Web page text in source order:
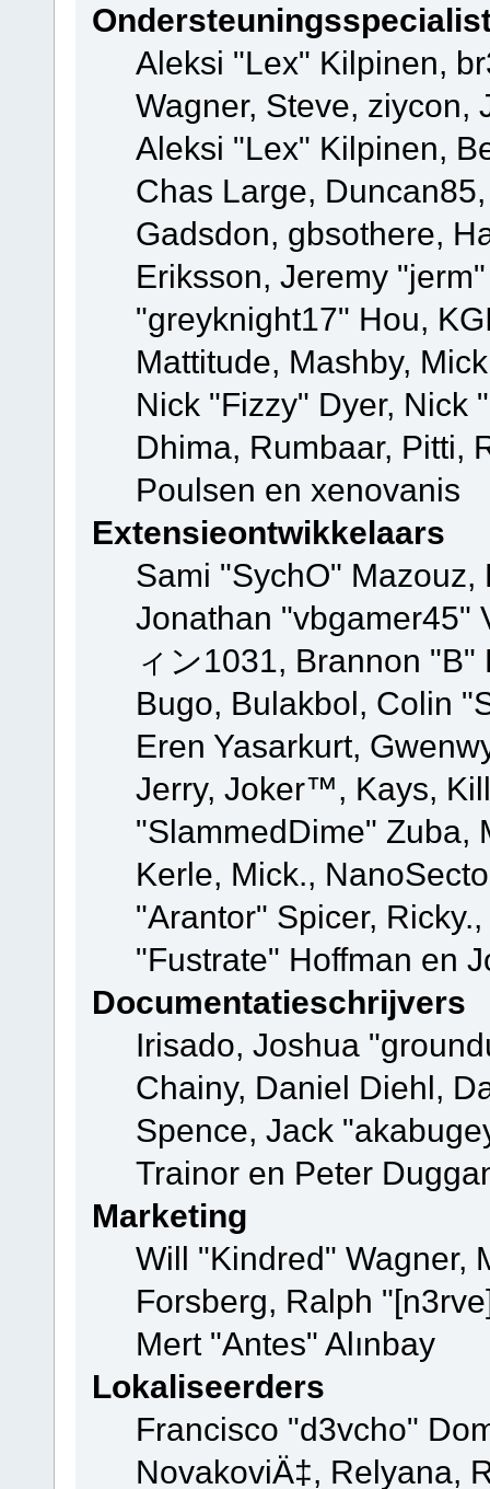
Aleksi "Lex" Kilpinen,
Wagner, Steve, ziycon,
Aleksi "Lex" Kilpinen,
Chas Large,
Gadsdon, gbsothere,
Eriksson, Jeremy
"greyknight17" Hou,
Mattitude, Mashby,
Nick "Fizzy" Dyer, Nick
Dhima, Rumbaar, Pitti,
Poulsen en xenovanis
Extensieontwikkelaars
Sami "SychO"
Jonathan "vbgamer45"
ィン1031, Brannon
Bugo, Bulakbol, Colin
Eren Yasarkurt,
Jerry, Joker™, Kays,
"SlammedDime" Zuba,
Kerle, Mick.,
"Arantor" Spicer,
"Fustrate" Hoffman en
Documentatieschrijvers
Irisado, Joshua
Chainy, Daniel Diehl,
Spence, Jack
Trainor en Peter
Marketing
Will "Kindred" Wagner,
Forsberg, Ralph
Mert "Antes" Alınbay
Lokaliseerders
Francisco "d3vcho"
NovakoviÄ‡, Relyana,